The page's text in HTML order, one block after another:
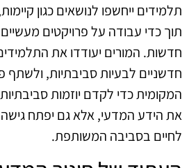
תלמידים ייחשפו לנושאים כגון קיימות,
תוך כדי עבודה על פרויקטים
חדשות. המורים יעודדו את
חדשניים לבעיות סביבתיות,
המקומית כדי לקדם יוזמות
את הידע המדעי, אלא גם יפתח
לחיים בסביבה המשותפת.